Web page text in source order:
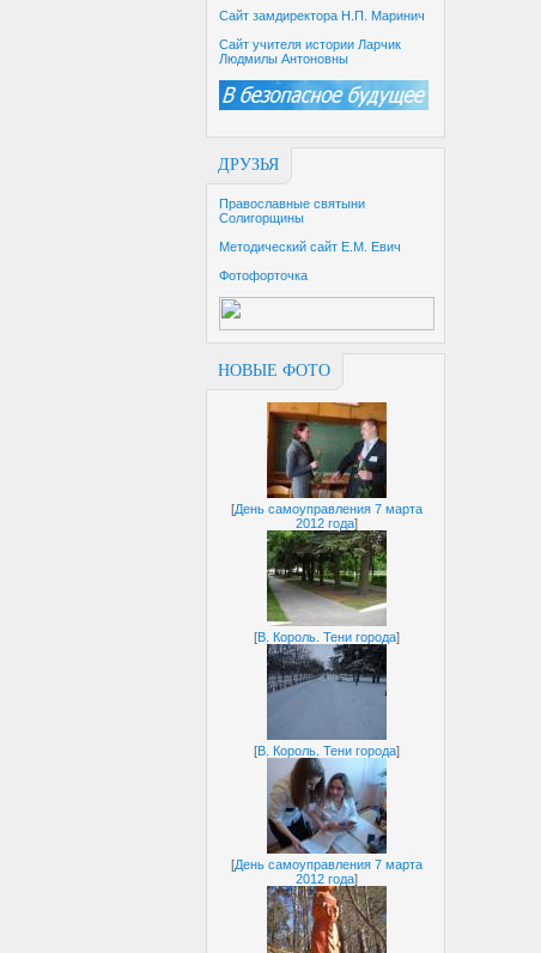
Сайт замдиректора Н.П. Маринич
Сайт учителя истории Ларчик
Людмилы Антоновны
ДРУЗЬЯ
Православные святыни
Солигорщины
Методический сайт Е.М. Евич
Фотофорточка
НОВЫЕ ФОТО
[День самоуправления 7 марта
2012 года]
[В. Король. Тени города]
[В. Король. Тени города]
[День самоуправления 7 марта
2012 года]